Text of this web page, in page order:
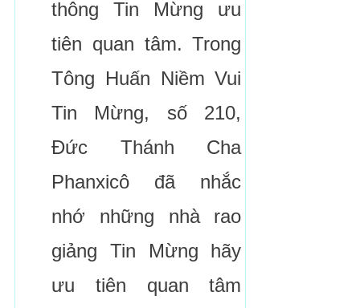
thông Tin Mừng ưu
tiên quan tâm. Trong
Tông Huấn Niềm Vui
Tin Mừng, số 210,
Đức Thánh Cha
Phanxicô đã nhắc
nhớ những nhà rao
giảng Tin Mừng hãy
ưu tiên quan tâm